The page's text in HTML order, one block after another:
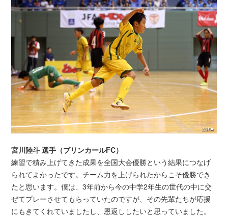
宮川陸斗 選手（ブリンカールFC）
練習で積み上げてきた成果を全国大会優勝という結果につなげ
られてよかったです。チーム力を上げられたからこそ優勝でき
たと思います。僕は、3年前から今の中学2年生の世代の中に交
ぜてプレーさせてもらっていたのですが、その先輩たちが応援
にもきてくれていましたし、恩返ししたいと思っていました。